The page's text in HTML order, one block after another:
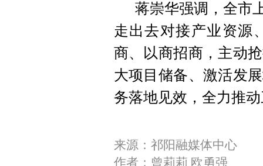
蒋崇华强调，全市
走出去对接产业资源
商、以商招商，主动
大项目储备、激活发
务落地见效，全力推
来源：祁阳融媒体中心
作者：曾莉莉 欧勇强